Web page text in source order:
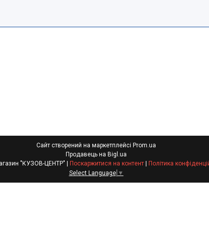
Сайт створений на маркетплейсі Prom.ua
Продавець на Bigl.ua
Поскаржитися на контент
Політика
Select Language ▼